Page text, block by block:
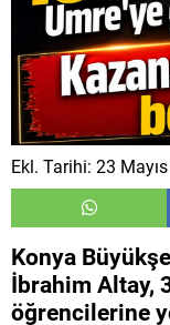
Ekl. Tarihi: 23
Konya
İbrahim Altay,
öğrencilerine